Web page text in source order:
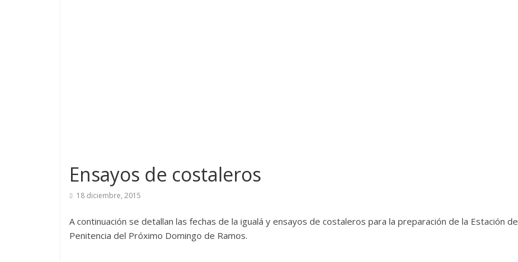
Ensayos de costaleros
18 diciembre, 2015
A continuación se detallan las fechas de la igualá y ensayos de costaleros para la preparación de la Estación de
Penitencia del Próximo Domingo de Ramos.